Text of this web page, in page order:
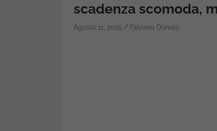
scadenza scomoda,
Agosto 11, 2025 Fabiana Donato